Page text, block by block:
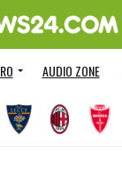
AUDIO ZONE